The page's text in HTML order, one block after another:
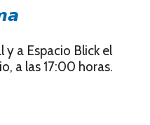
y a Espacio Blick el
a las 17:00 horas.